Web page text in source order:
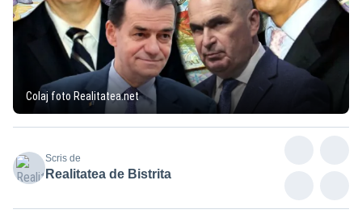
Colaj foto Realitatea.net
Scris de
Realitatea de Bistrita